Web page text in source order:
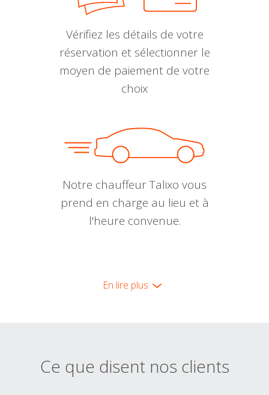
Vérifiez les détails de votre
réservation et sélectionner le
moyen de paiement de votre
choix
Notre chauffeur Talixo vous
prend en charge au lieu et à
l'heure convenue.
En lire plus
Ce que disent nos clients